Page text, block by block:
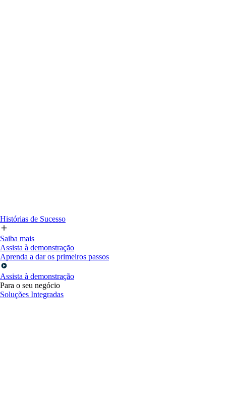
Histórias de Sucesso
Saiba mais
Assista à demonstração
Aprenda a dar os primeiros passos
Assista à demonstração
Para o seu negócio
Soluções Integradas